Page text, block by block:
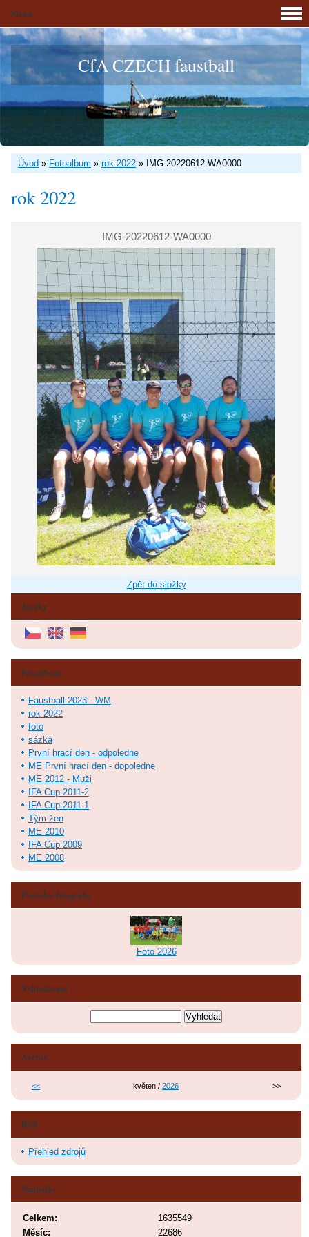
CfA CZECH faustball
Úvod » Fotoalbum » rok 2022 » IMG-20220612-WA0000
rok 2022
IMG-20220612-WA0000
Zpět do složky
Jazyky
Menu
Fotoalbum
Faustball 2023 - WM
rok 2022
foto
sázka
První hrací den - odpoledne
ME První hrací den - dopoledne
ME 2012 - Muži
IFA Cup 2011-2
IFA Cup 2011-1
Tým žen
ME 2010
IFA Cup 2009
ME 2008
Poslední fotografie
Foto 2026
Vyhledávání
Archiv
<< květen / 2026 >>
RSS
Přehled zdrojů
Statistiky
Celkem:
1635549
Měsíc:
22686